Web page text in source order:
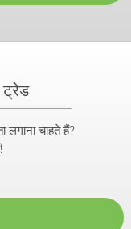
ट्रेड
लगाना चाहते हैं?